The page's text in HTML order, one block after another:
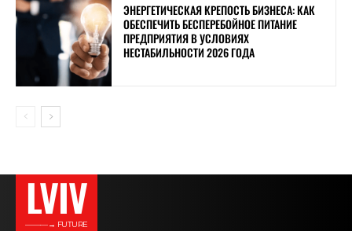
ЭНЕРГЕТИЧЕСКАЯ КРЕПОСТЬ БИЗНЕСА: КАК
ОБЕСПЕЧИТЬ БЕСПЕРЕБОЙНОЕ ПИТАНИЕ
ПРЕДПРИЯТИЯ В УСЛОВИЯХ
НЕСТАБИЛЬНОСТИ 2026 ГОДА
LVIV
———→ FUTURE